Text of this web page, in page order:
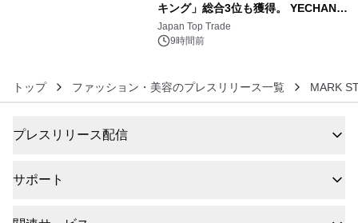
キング」総合3位も獲得。 YECHAN音
浴シンギングボウル第2弾の大型サイ
ズ（XL・2XL・3XL）を先行販売中
Japan Top Trade
9時間前
トップ ファッション・美容のプレスリリース一覧 MARK
プレスリリース配信
サポート